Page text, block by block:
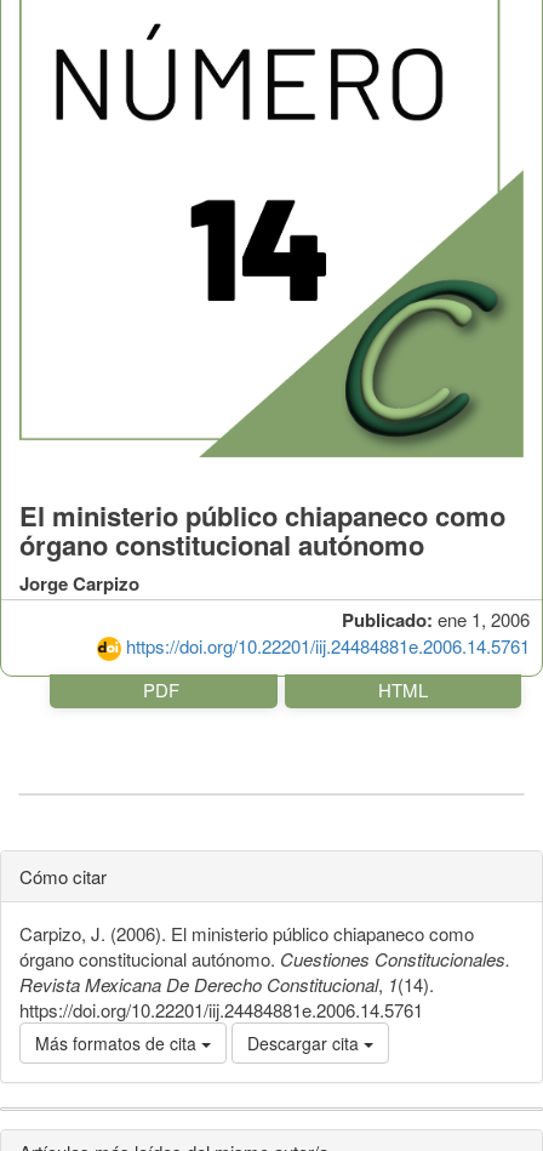
Publicado: ene 1, 2006
https://doi.org/10.22201/iij.24484881e.2006.14.5761
El ministerio público chiapaneco como
órgano constitucional autónomo
Jorge Carpizo
PDF HTML
Cómo citar
Carpizo, J. (2006). El ministerio público chiapaneco como
órgano constitucional autónomo. Cuestiones Constitucionales.
Revista Mexicana De Derecho Constitucional, 1(14).
https://doi.org/10.22201/iij.24484881e.2006.14.5761
Más formatos de cita Descargar cita